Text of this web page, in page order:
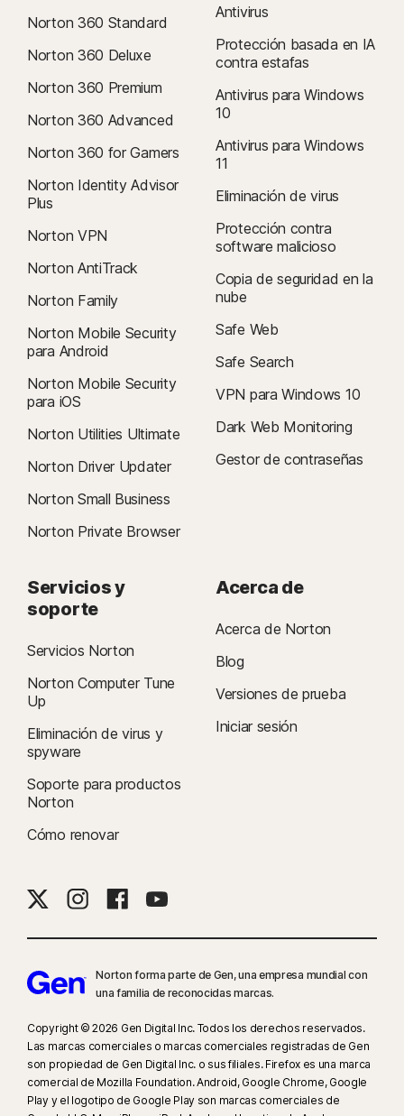
Norton 360 Standard
Norton 360 Deluxe
Norton 360 Premium
Norton 360 Advanced
Norton 360 for Gamers
Norton Identity Advisor
Plus
Norton VPN
Norton AntiTrack
Norton Family
Norton Mobile Security
para Android
Norton Mobile Security
para iOS
Norton Utilities Ultimate
Norton Driver Updater
Norton Small Business
Norton Private Browser
Antivirus
Protección basada en IA
contra estafas
Antivirus para Windows
10
Antivirus para Windows
11
Eliminación de virus
Protección contra
software malicioso
Copia de seguridad en la
nube
Safe Web
Safe Search
VPN para Windows 10
Dark Web Monitoring
Gestor de contraseñas
Servicios y
soporte
Servicios Norton
Norton Computer Tune
Up
Eliminación de virus y
spyware
Soporte para productos
Norton
Cómo renovar
Acerca de
Acerca de Norton
Blog
Versiones de prueba
Iniciar sesión
Norton forma parte de Gen, una empresa mundial con
una familia de reconocidas marcas.
Copyright © 2026 Gen Digital Inc. Todos los derechos reservados.
Las marcas comerciales o marcas comerciales registradas de Gen
son propiedad de Gen Digital Inc. o sus filiales. Firefox es una marca
comercial de Mozilla Foundation. Android, Google Chrome, Google
Play y el logotipo de Google Play son marcas comerciales de